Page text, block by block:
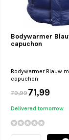
Bodywarmer
capuchon
Bodywarmer Blauw
capuchon
79,9971,99
Delivered tomorrow